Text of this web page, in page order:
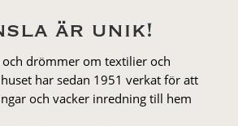
är unik!
drömmer om textilier och
har sedan 1951 verkat för att
och vacker inredning till hem